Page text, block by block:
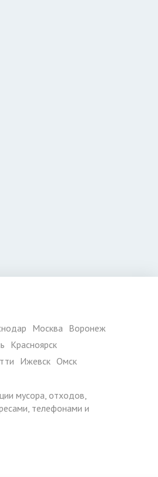
Москва Воронеж
Красноярск
Ижевск Омск
мусора, отходов,
телефонами и